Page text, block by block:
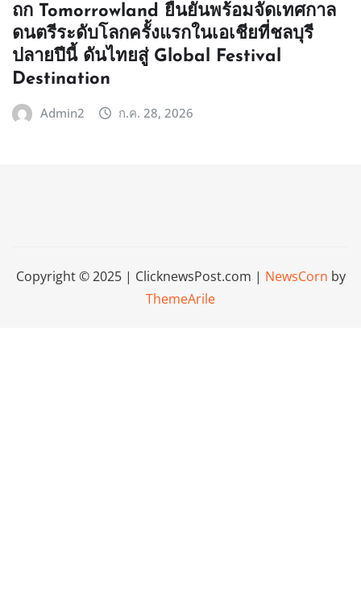
ถก Tomorrowland ยืนยันพร้อมจัดเทศกาล
ดนตรีระดับโลกครั้งแรกในเอเชียที่ชลบุรี
ปลายปีนี้ ดันไทยสู่ Global Festival
Destination
Admin2 ก.ค. 28, 2026
Copyright © 2025 | ClicknewsPost.com | NewsCorn by
ThemeArile